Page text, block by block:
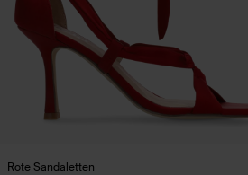
Rote Sandaletten